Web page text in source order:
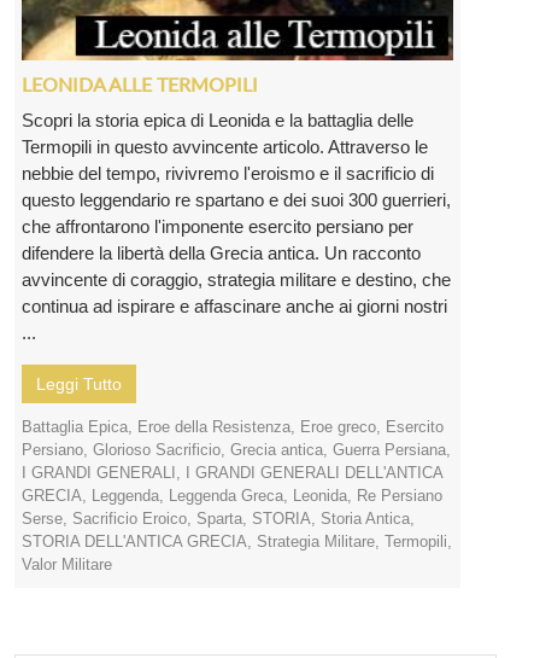
LEONIDA ALLE TERMOPILI
Scopri la storia epica di Leonida e la battaglia delle
Termopili in questo avvincente articolo. Attraverso le
nebbie del tempo, rivivremo l'eroismo e il sacrificio di
questo leggendario re spartano e dei suoi 300 guerrieri,
che affrontarono l'imponente esercito persiano per
difendere la libertà della Grecia antica. Un racconto
avvincente di coraggio, strategia militare e destino, che
continua ad ispirare e affascinare anche ai giorni nostri
...
Leggi Tutto
Battaglia Epica, Eroe della Resistenza, Eroe greco, Esercito
Persiano, Glorioso Sacrificio, Grecia antica, Guerra Persiana,
I GRANDI GENERALI ,
I GRANDI GENERALI DELL'ANTICA
GRECIA, Leggenda, Leggenda Greca, Leonida, Re Persiano
Serse, Sacrificio Eroico, Sparta, STORIA, Storia Antica,
STORIA DELL'ANTICA GRECIA, Strategia Militare, Termopili,
Valor Militare